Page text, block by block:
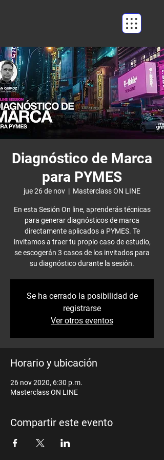
Diagnóstico de Marca
para PYMES
jue 26 de nov
  |
Masterclass ON LINE
En esta Sesión On line, aprenderás técnicas
para generar diagnósticos de marca
directamente aplicados a PYMES. Te
invitamos a traer tu propio caso de estudio,
se escogerán 3 casos de los invitados para
su diagnóstico durante la sesión.
Se ha cerrado la posibilidad de
registrarse
Ver otros eventos
Horario y ubicación
26 nov 2020, 6:30 p.m.
Masterclass ON LINE
Compartir este evento